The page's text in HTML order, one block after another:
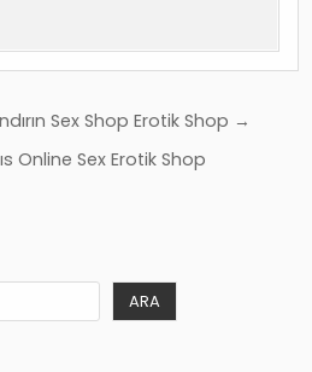
Sex Shop Erotik Shop →
Online Sex Erotik Shop
ARA